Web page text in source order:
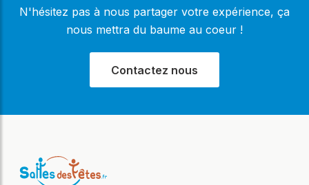
N'hésitez pas à nous partager votre expérience, ça
nous mettra du baume au coeur !
Contactez nous